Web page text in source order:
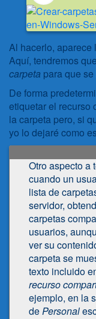
Al hacerlo, aparece
Aquí, tendremos
carpeta para que
De forma
etiquetar el recurso
la carpeta pero, si
yo lo dejaré como
Otro aspecto a
cuando un
lista de
servidor,
carpetas
usuarios,
ver su
carpeta se
texto incluido
recurso
ejemplo, en la
dePersonal